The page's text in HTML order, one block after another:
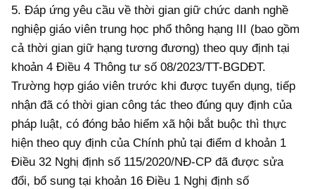
5. Đáp ứng yêu cầu về thời gian giữ chức danh nghề
nghiệp giáo viên trung học phổ thông hạng III (bao gồm
cả thời gian giữ hạng tương đương) theo quy định tại
khoản 4 Điều 4 Thông tư số 08/2023/TT-BGDĐT.
Trường hợp giáo viên trước khi được tuyển dụng, tiếp
nhận đã có thời gian công tác theo đúng quy định của
pháp luật, có đóng bảo hiểm xã hội bắt buộc thì thực
hiện theo quy định của Chính phủ tại điểm d khoản 1
Điều 32 Nghị định số 115/2020/NĐ-CP đã được sửa
đổi, bổ sung tại khoản 16 Điều 1 Nghị định số